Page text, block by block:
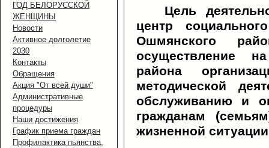
ГОД БЕЛОРУССКОЙ
ЖЕНЩИНЫ
Новости
Активное долголетие
2030
Контакты
Обращения
Акция "От всей души"
Административные
процедуры
Наши достижения
График приема граждан
Профилактика пьянства,
Цель
центр
Ошмянского
осуществление
района
методической
обслуживанию и
гражданам
жизненной